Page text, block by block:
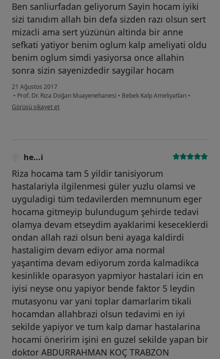
Ben sanliurfadan geliyorum Sayin hocam iyiki
sizi tanıdım allah bin defa sizden razı olsun sert
mizacli ama sert yüzünün altinda bir anne
sefkati yatiyor benim oglum kalp ameliyati oldu
benim oglum simdi yasiyorsa once allahin
sonra sizin sayenizdedir saygilar hocam
21 Ağustos 2017
• Prof. Dr. Rıza Doğan Muayenehanesi • Bebek Kalp Ameliyatları •
kullanıcının görüşüne göre he...i
Görüşü şikayet et
he...i
Riza hocama tam 5 yildir tanisiyorum
hastalariyla ilgilenmesi güler yuzlu olamsi ve
uyguladigi tüm tedavilerden memnunum eger
hocama gitmeyip bulundugum şehirde tedavi
olamya devam etseydim ayaklarimi keseceklerdi
ondan allah razi olsun beni ayaga kaldirdi
hastaligim devam ediyor ama normal
yaşantima devam ediyorum zorda kalmadikca
kesinlikle oparasyon yapmiyor hastalari icin en
iyisi neyse onu yapiyor bende faktor 5 leydin
mutasyonu var yani toplar damarlarim tikali
hocamdan allahbrazi olsun tedavimi en iyi
sekilde yapiyor ve tum kalp damar hastalarina
hocami öneririm işini en guzel sekilde yapan bir
doktor ABDURRAHMAN KOÇ TRABZON